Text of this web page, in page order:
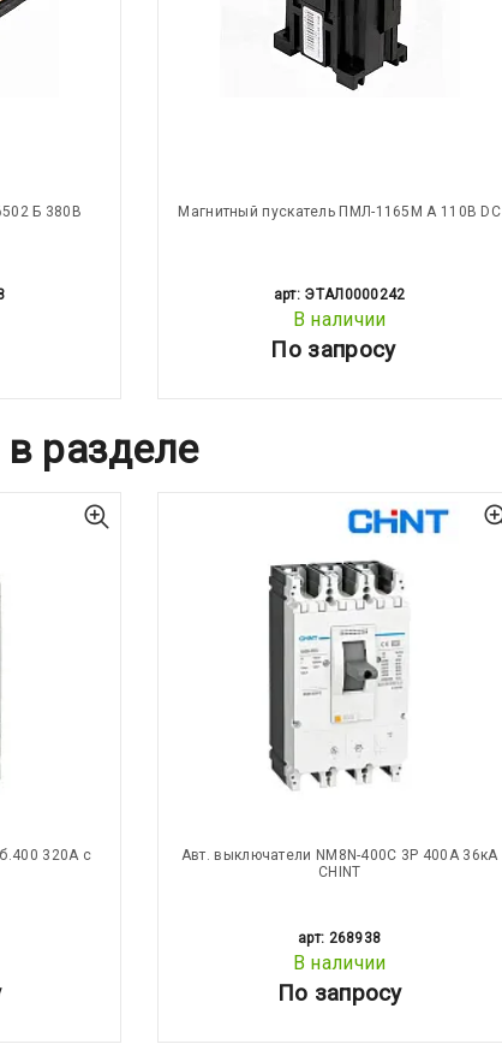
Б 380В Магнитный пускатель ПМЛ-1165М А 110В DC
арт: ЭТАЛ0000242
В наличии
По запросу
разделе
320А с
Авт. выключатели NM8N-400C 3Р 400А 36кА
CHINT
арт: 268938
В наличии
По запросу